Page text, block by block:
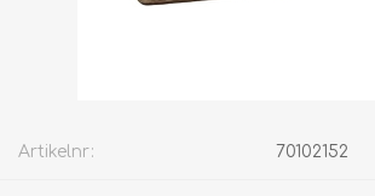
Artikelnr: 70102152